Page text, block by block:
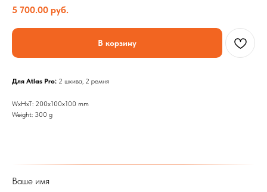
5 700.00 руб.
В корзину
Для Atlas Pro: 2 шкива, 2 ремня
WxHxT: 200x100x100 mm
Weight: 300 g
Ваше имя